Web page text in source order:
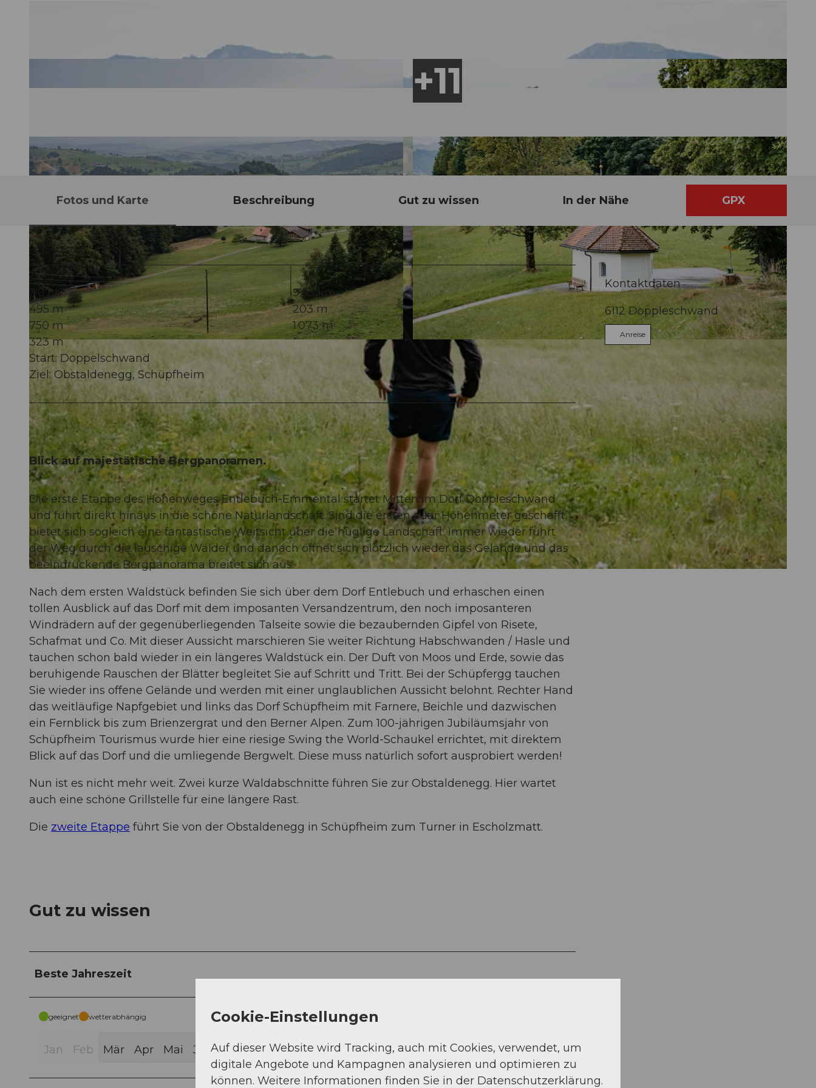
© Felder Photography, UNESCO Biosphäre Entlebuch © Felder Photography, UNESCO Biosphäre Entlebuch
Fotos und Karte Beschreibung Gut zu wissen In der Nähe GPX
3:07 h
9,95 km
495 m
203 m
750 m
1.073 m
323 m
Start: Doppelschwand
Ziel: Obstaldenegg, Schüpfheim
Blick auf majestätische Bergpanoramen.
Die erste Etappe des Höhenweges Entlebuch-Emmental startet Mitten im Dorf Doppleschwand
und führt direkt hinaus in die schöne Naturlandschaft. Sind die ersten paar Höhenmeter geschafft,
bietet sich sogleich eine fantastische Weitsicht über die hüglige Landschaft. Immer wieder führt
der Weg durch die lauschige Wälder und danach öffnet sich plötzlich wieder das Gelände und das
beeindruckende Bergpanorama breitet sich aus.
Nach dem ersten Waldstück befinden Sie sich über dem Dorf Entlebuch und erhaschen einen
tollen Ausblick auf das Dorf mit dem imposanten Versandzentrum, den noch imposanteren
Windrädern auf der gegenüberliegenden Talseite sowie die bezaubernden Gipfel von Risete,
Schafmat und Co. Mit dieser Aussicht marschieren Sie weiter Richtung Habschwanden / Hasle und
tauchen schon bald wieder in ein längeres Waldstück ein. Der Duft von Moos und Erde, sowie das
beruhigende Rauschen der Blätter begleitet Sie auf Schritt und Tritt. Bei der Schüpfergg tauchen
Sie wieder ins offene Gelände und werden mit einer unglaublichen Aussicht belohnt. Rechter Hand
das weitläufige Napfgebiet und links das Dorf Schüpfheim mit Farnere, Beichle und dazwischen
ein Fernblick bis zum Brienzergrat und den Berner Alpen. Zum 100-jährigen Jubiläumsjahr von
Schüpfheim Tourismus wurde hier eine riesige Swing the World-Schaukel errichtet, mit direktem
Blick auf das Dorf und die umliegende Bergwelt. Diese muss natürlich sofort ausprobiert werden!
Nun ist es nicht mehr weit. Zwei kurze Waldabschnitte führen Sie zur Obstaldenegg. Hier wartet
auch eine schöne Grillstelle für eine längere Rast.
Die zweite Etappe führt Sie von der Obstaldenegg in Schüpfheim zum Turner in Escholzmatt.
Gut zu wissen
Beste Jahreszeit
geeignet wetterabhängig
Jan Feb Mär Apr Mai Jun Jul Aug Sep Okt Nov Dez
Kontaktdaten
6112 Doppleschwand
Anreise
Cookie-Einstellungen
Auf dieser Website wird Tracking, auch mit Cookies, verwendet, um
digitale Angebote und Kampagnen analysieren und optimieren zu
können. Weitere Informationen finden Sie in der Datenschutzerklärung.